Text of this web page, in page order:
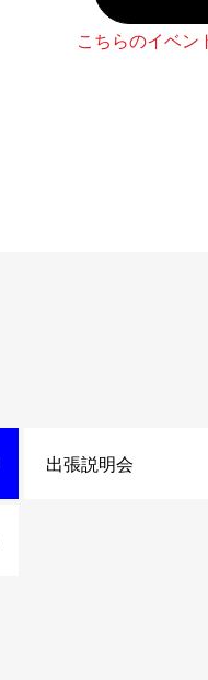
こちらのイベン
出張説明会